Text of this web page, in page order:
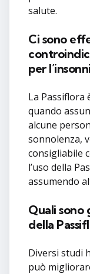
salute.
Ci sono
per
La Passiflora
quando
alcune
sonnolenza,
consigliabile
l’uso della
assumendo
Quali sono
della
Diversi studi
può